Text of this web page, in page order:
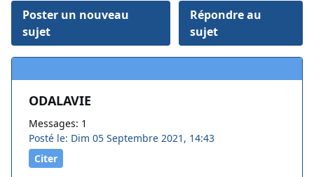
Poster un nouveau
sujet
Répondre au
sujet
ODALAVIE
Messages: 1
Posté le: Dim 05 Septembre 2021, 14:43
Citer